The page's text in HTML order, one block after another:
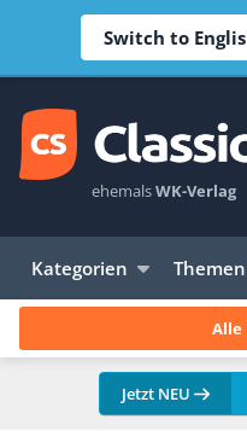
Switch to
ehemalsWK-Verlag
Kategorien Themen
Alle
Jetzt NEU